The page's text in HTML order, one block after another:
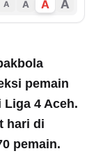
A A A A
pemain
4 Aceh.
hari di
pemain.